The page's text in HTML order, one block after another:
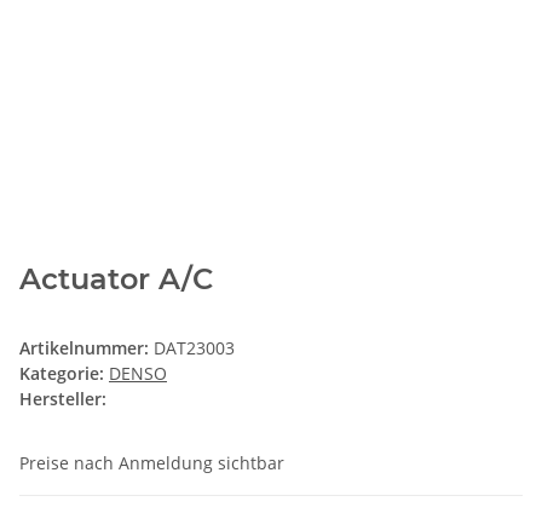
Actuator A/C
Artikelnummer: DAT23003
Kategorie: DENSO
Hersteller:
Preise nach Anmeldung sichtbar